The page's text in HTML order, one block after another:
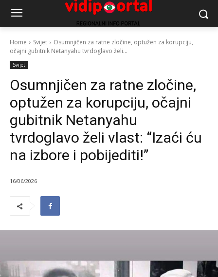
Home Svijet
Osumnjičen za ratne zločine, optužen za korupciju,
očajni gubitnik Netanyahu tvrdoglavo želi...
Svijet
Osumnjičen za ratne zločine,
optužen za korupciju, očajni
gubitnik Netanyahu
tvrdoglavo želi vlast: “Izaći ću
na izbore i pobijediti!”
16/06/2026